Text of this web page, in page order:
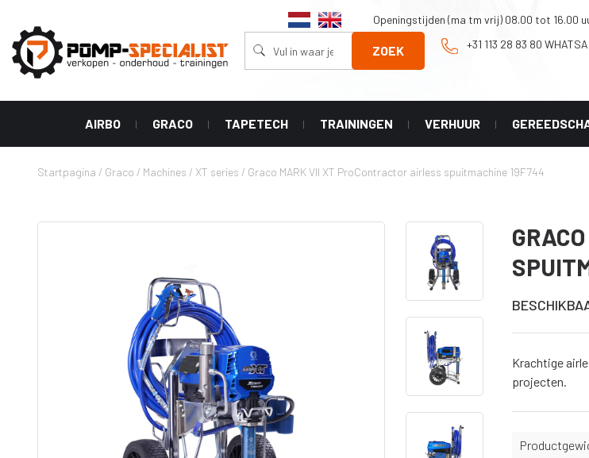
Openingstijden (ma tm vrij) 08.00 tot 16.00
ZOEK
+31 113 28 83 80
AIRBO
Aircleaners
GRACO
airless
HLVP airless
GX airless
Classic airless
ST MAX II airless
ULTRAMAX II
airless
MARK HD 3-in-1
Graco RAC V LL -
FFLP tip
Reparatie
Onderdelen
Classic serie
Onderdelen
HVLP serie
Diverse
accesoires
Slangen
Bekers,
afdichtingen &
binnenbekers
Filters
TAPETECH
Afwerkings
Vul Pompen
Adapters
Onderdelen
Bazooka
Tapers
TRAININGEN VERHUUR
Startpagina / Graco / Machines / XT series / Graco MARK VII XT ProContractor airless spuitmachine 19F744
Krachtige
projecten.